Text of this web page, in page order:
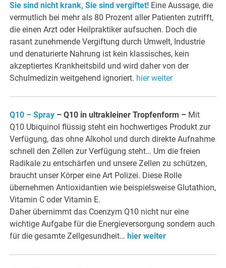
Sie sind nicht krank, Sie sind vergiftet! Eine Aussage, die
vermutlich bei mehr als 80 Prozent aller Patienten zutrifft,
die einen Arzt oder Heilpraktiker aufsuchen. Doch die
rasant zunehmende Vergiftung durch Umwelt, Industrie
und denaturierte Nahrung ist kein klassisches, kein
akzeptiertes Krankheitsbild und wird daher von der
Schulmedizin weitgehend ignoriert. hier weiter
Q10 – Spray – Q10 in ultrakleiner Tropfenform – Mit
Q10 Ubiquinol flüssig steht ein hochwertiges Produkt zur
Verfügung, das ohne Alkohol und durch direkte Aufnahme
schnell den Zellen zur Verfügung steht… Um die freien
Radikale zu entschärfen und unsere Zellen zu schützen,
braucht unser Körper eine Art Polizei. Diese Rolle
übernehmen Antioxidantien wie beispielsweise Glutathion,
Vitamin C oder Vitamin E.
Daher übernimmt das Coenzym Q10 nicht nur eine
wichtige Aufgabe für die Energieversorgung sondern auch
für die gesamte Zellgesundheit… hier weiter